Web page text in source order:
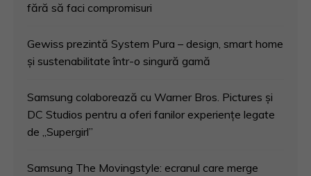
fără să faci compromisuri
Gewiss prezintă System Pura – design, smart home
și sustenabilitate într-o singură gamă
Samsung colaborează cu Warner Bros. Pictures și
DC Studios pentru a oferi fanilor experiențe legate
de „Supergirl”
Samsung The Movingstyle: ecranul care merge